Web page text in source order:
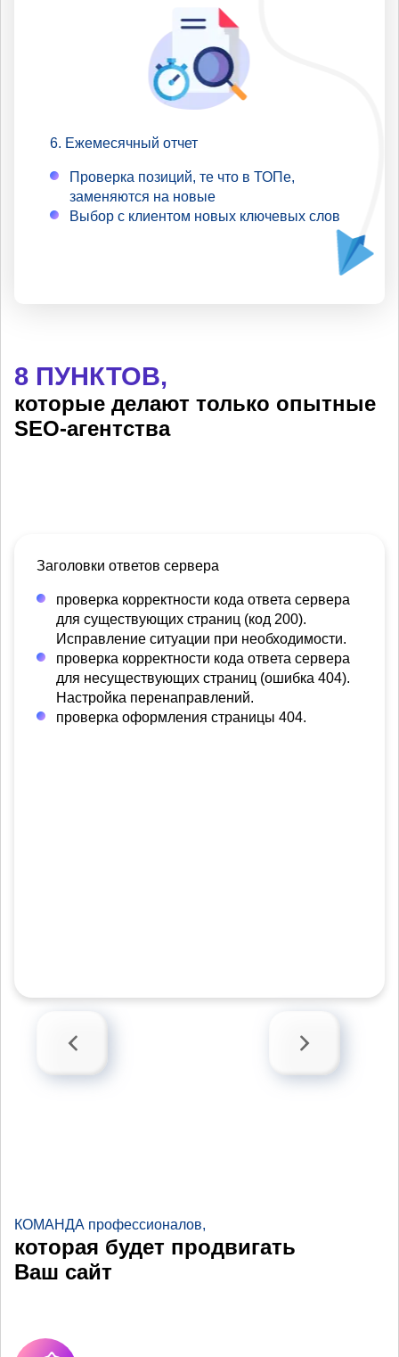
Ежемесячный отчет
Проверка позиций, те что в ТОПе,
заменяются на новые
Выбор с клиентом новых ключевых слов
8 ПУНКТОВ,
которые делают только опытные
SEO-агентства
Заголовки ответов сервера
проверка корректности кода ответа сервера
для существующих страниц (код 200).
Исправление ситуации при необходимости.
проверка корректности кода ответа сервера
для несуществующих страниц (ошибка 404).
Настройка перенаправлений.
проверка оформления страницы 404.
КОМАНДА профессионалов,
которая будет продвигать
Ваш сайт